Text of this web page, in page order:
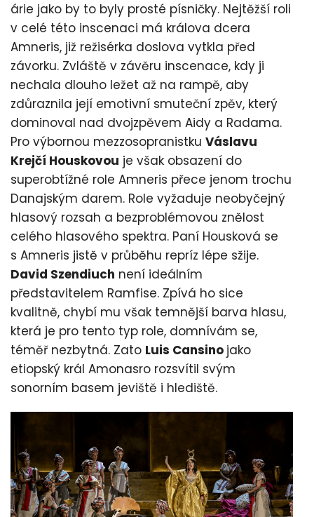
árie jako by to byly prosté písničky. Nejtěžší roli
v celé této inscenaci má králova dcera
Amneris, již režisérka doslova vytkla před
závorku. Zvláště v závěru inscenace, kdy ji
nechala dlouho ležet až na rampě, aby
zdůraznila její emotivní smuteční zpěv, který
dominoval nad dvojzpěvem Aidy a Radama.
Pro výbornou mezzosopranistku Váslavu
Krejčí Houskovou je však obsazení do
superobtížné role Amneris přece jenom trochu
Danajským darem. Role vyžaduje neobyčejný
hlasový rozsah a bezproblémovou znělost
celého hlasového spektra. Paní Housková se
s Amneris jistě v průběhu repríz lépe sžije.
David Szendiuch není ideálním
představitelem Ramfise. Zpívá ho sice
kvalitně, chybí mu však temnější barva hlasu,
která je pro tento typ role, domnívám se,
téměř nezbytná. Zato Luis Cansino jako
etiopský král Amonasro rozsvítil svým
sonorním basem jeviště i hlediště.